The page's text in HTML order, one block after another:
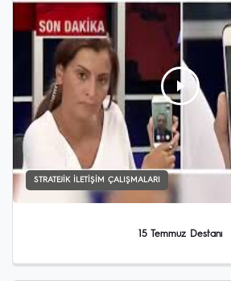
STRATEJIK İLETIŞIM ÇALIŞMALARI
15 Temmuz Destanı